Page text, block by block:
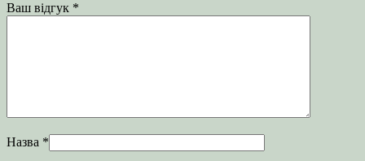
Ваш відгук *
Назва *